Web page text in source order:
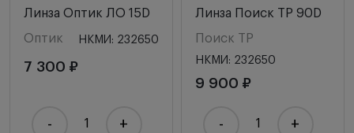
Линза Оптик ЛО 15D
Оптик
НКМИ: 232650
7 300 ₽
- +
Линза Поиск ТР 90D
Поиск ТР
НКМИ: 232650
9 900 ₽
- +